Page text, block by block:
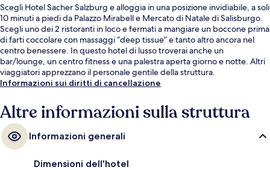
Scegli Hotel Sacher Salzburg e alloggia in una posizione invidiabile, a soli
10 minuti a piedi da Palazzo Mirabell e Mercato di Natale di Salisburgo.
Scegli uno dei 2 ristoranti in loco e fermati a mangiare un boccone prima
di farti coccolare con massaggi “deep tissue” e tanto altro ancora nel
centro benessere. In questo hotel di lusso troverai anche un
bar/lounge, un centro fitness e una palestra aperta giorno e notte. Altri
viaggiatori apprezzano il personale gentile della struttura.
Informazioni sui diritti di cancellazione
Altre informazioni sulla struttura
Informazioni generali
Dimensioni dell'hotel